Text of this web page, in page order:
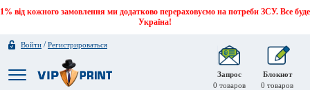
1% від кожного замовлення ми додатково перераховуємо на потреби ЗСУ. Все буде
Україна!
Войти /Регистрироваться
Запрос
0 товаров
Блокнот
0 товаров